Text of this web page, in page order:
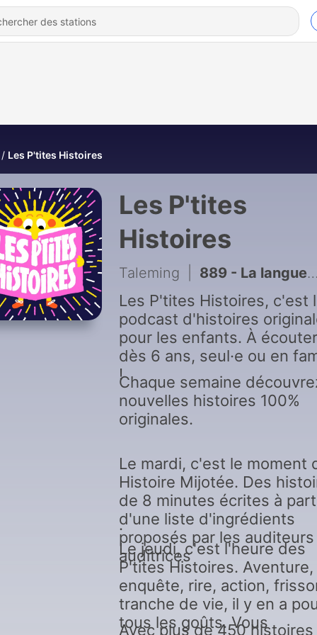
Les P'tites Histoires
Les P'tites
Histoires
Taleming 889 - La langue vivante - Un été incroyable - S07E06
Les P'tites Histoires, c'est
podcast d'histoires
pour les enfants. À écouter
dès 6 ans, seul·e ou en
!
Chaque semaine
nouvelles histoires 100%
originales.
Le mardi, c'est le moment
Histoire Mijotée. Des
de 8 minutes écrites à
d'une liste d'ingrédients
proposés par les
auditrices
.
Le jeudi, c'est l'heure des
P'tites Histoires. Aventure,
enquête, rire, action,
tranche de vie, il y en a
tous les goûts. Vous
Avec plus de 450 histoires